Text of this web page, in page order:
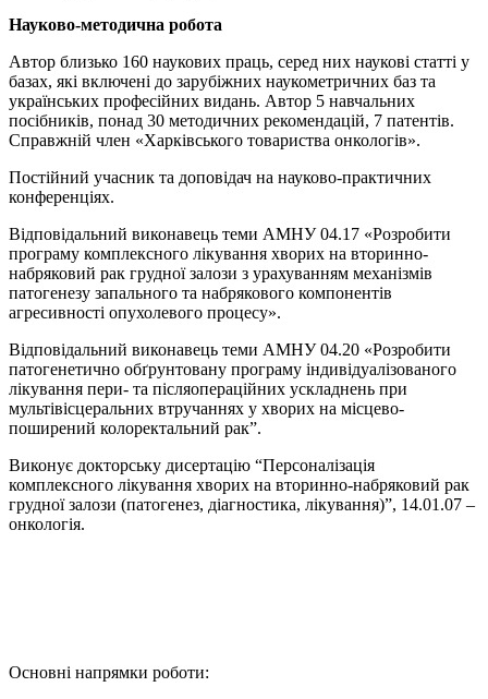
Науково-методична робота
Автор близько 160 наукових праць, серед них наукові статті у
базах, які включені до зарубіжних наукометричних баз та
українських професійних видань. Автор 5 навчальних
посібників, понад 30 методичних рекомендацій, 7 патентів.
Справжній член «Харківського товариства онкологів».
Постійний учасник та доповідач на науково-практичних
конференціях.
Відповідальний виконавець теми АМНУ 04.17 «Розробити
програму комплексного лікування хворих на вторинно-
набряковий рак грудної залози з урахуванням механізмів
патогенезу запального та набрякового компонентів
агресивності опухолевого процесу».
Відповідальний виконавець теми АМНУ 04.20 «Розробити
патогенетично обґрунтовану програму індивідуалізованого
лікування пери- та післяопераційних ускладнень при
мультівісцеральних втручаннях у хворих на місцево-
поширений колоректальний рак”.
Виконує докторську дисертацію “Персоналізація
комплексного лікування хворих на вторинно-набряковий рак
грудної залози (патогенез, діагностика, лікування)”, 14.01.07 –
онкологія.
Основні напрямки роботи: